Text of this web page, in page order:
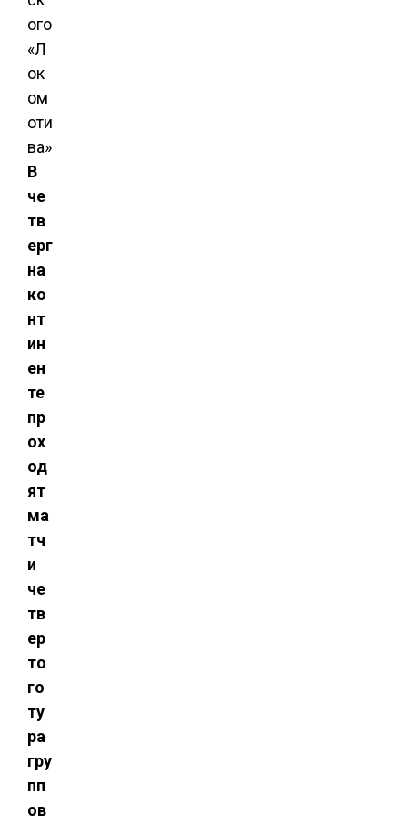
В
че
тв
ерг
на
ко
нт
ин
ен
те
пр
ох
од
ят
ма
тч
и
че
тв
ер
то
го
ту
ра
гру
пп
ов